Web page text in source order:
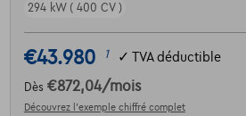
294 kW ( 400 CV )
€43.980 1 ✓ TVA déductible
Dès €872,04/mois
Découvrez l’exemple chiffré complet